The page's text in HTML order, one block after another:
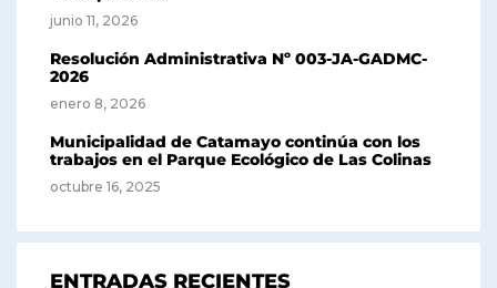
junio 11, 2026
Resolución Administrativa Nº 003-JA-GADMC-
2026
enero 8, 2026
Municipalidad de Catamayo continúa con los
trabajos en el Parque Ecológico de Las Colinas
octubre 16, 2025
ENTRADAS RECIENTES